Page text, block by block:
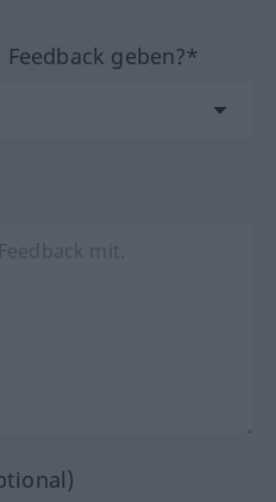
geben?*